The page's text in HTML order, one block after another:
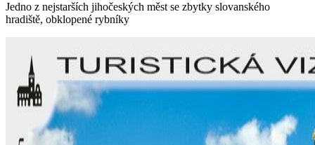
Jedno z nejstarších jihočeských měst se zbytky slovanského
hradiště, obklopené rybníky